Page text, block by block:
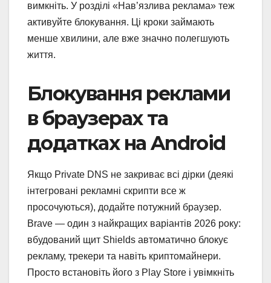
вимкніть. У розділі «Нав’язлива реклама» теж
активуйте блокування. Ці кроки займають
менше хвилини, але вже значно полегшують
життя.
Блокування реклами
в браузерах та
додатках на Android
Якщо Private DNS не закриває всі дірки (деякі
інтегровані рекламні скрипти все ж
просочуються), додайте потужний браузер.
Brave — один з найкращих варіантів 2026 року:
вбудований щит Shields автоматично блокує
рекламу, трекери та навіть криптомайнери.
Просто встановіть його з Play Store і увімкніть